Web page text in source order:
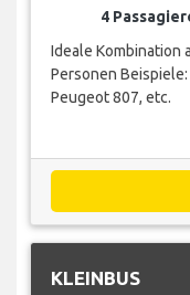
4
Ideale Kombination
Personen
Peugeot 807, etc.
KLEINBUS